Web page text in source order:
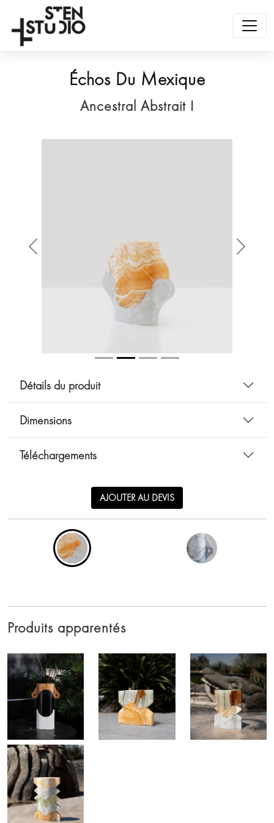
Échos Du Mexique
Ancestral Abstrait I
Anterior
Détails du produit
Dimensions
Téléchargements
AJOUTER AU DEVIS
Produits apparentés